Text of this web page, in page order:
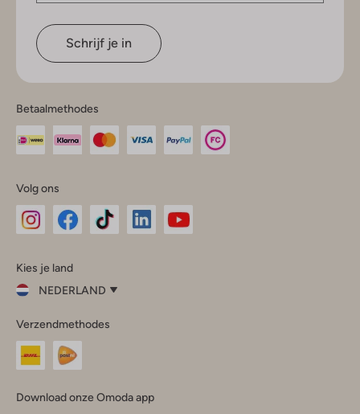
Schrijf je in
Betaalmethodes
Volg ons
InstagramFacebook
Kies je land
NEDERLAND
je
land
Nederland
Verzendmethodes
Download onze Omoda app